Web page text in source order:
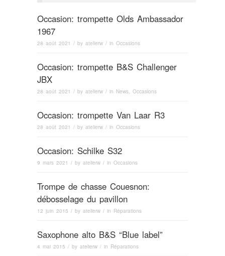
Occasion: trompette Olds Ambassador
1967
28 août 2021 / by atelierw / in Occasions
Occasion: trompette B&S Challenger
JBX
28 août 2021 / by atelierw / in News Occasions
Occasion: trompette Van Laar R3
28 août 2021 / by atelierw / in Occasions
Occasion: Schilke S32
9 mars 2021 / by atelierw / in Occasions
Trompe de chasse Couesnon:
débosselage du pavillon
12 juin 2015 / by atelierw / in Réparations
Saxophone alto B&S “Blue label”
4 mai 2015 / by atelierw / in Réparations